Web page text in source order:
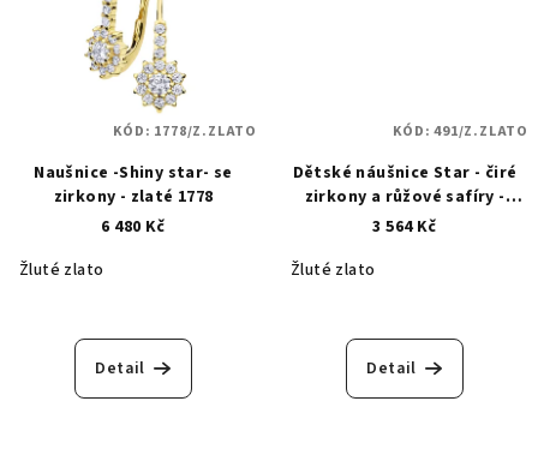
Naušnice -Shiny star- se
zirkony - zlaté 1778
6 480 Kč
Žluté zlato
Detail
KÓD: 1778/Z.ZLATO
Dětské náušnice Star - čiré
zirkony a růžové safíry -
zlaté 491
3 564 Kč
Žluté zlato
Detail
KÓD:491/Z.ZLATO